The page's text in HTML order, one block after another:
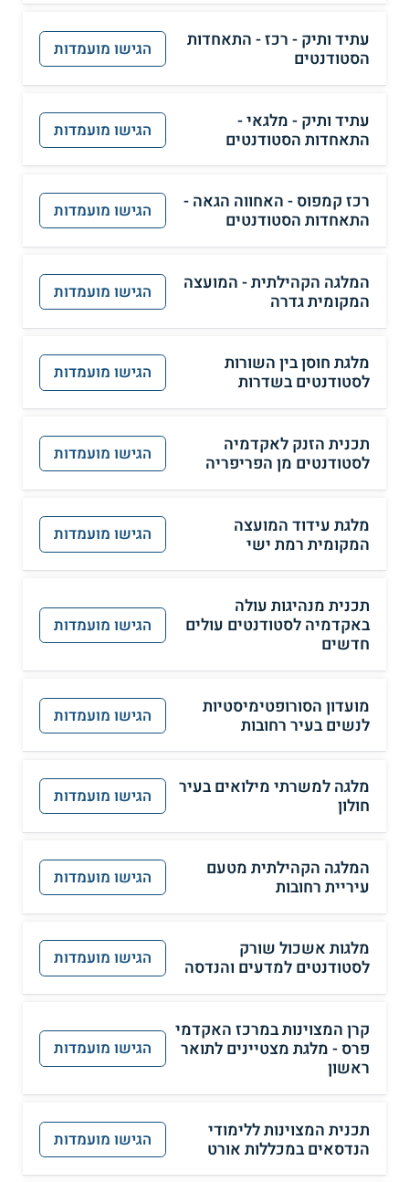
עתיד ותיק - רכז - התאחדות
הסטודנטים
הגישו מועמדות
עתיד ותיק - מלגאי -
התאחדות הסטודנטים
הגישו מועמדות
רכז קמפוס - האחווה הגאה -
התאחדות הסטודנטים
הגישו מועמדות
המלגה הקהילתית - המועצה
המקומית גדרה
הגישו מועמדות
מלגת חוסן בין השורות
לסטודנטים בשדרות
הגישו מועמדות
תכנית הזנק לאקדמיה
לסטודנטים מן הפריפריה
הגישו מועמדות
מלגת עידוד המועצה
המקומית רמת ישי
הגישו מועמדות
תכנית מנהיגות עולה
באקדמיה לסטודנטים עולים
חדשים
הגישו מועמדות
מועדון הסורופטימיסטיות
לנשים בעיר רחובות
הגישו מועמדות
מלגה למשרתי מילואים בעיר
חולון
הגישו מועמדות
המלגה הקהילתית מטעם
עיריית רחובות
הגישו מועמדות
מלגות אשכול שורק
לסטודנטים למדעים והנדסה
הגישו מועמדות
קרן המצוינות במרכז האקדמי
פרס - מלגת מצטיינים לתואר
ראשון
הגישו מועמדות
תכנית המצוינות ללימודי
הנדסאים במכללות אורט
הגישו מועמדות